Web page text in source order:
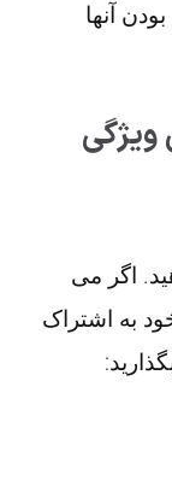
آنها
ویژگی
اگر می
به اشتراک